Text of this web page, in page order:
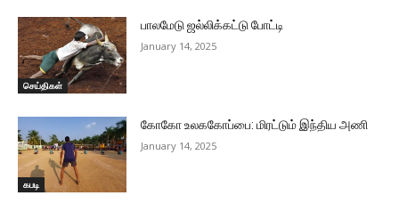
செய்திகள்
பாலமேடு ஜல்லிக்கட்டு போட்டி
January 14, 2025
கபடி
கோகோ உலககோப்பை: மிரட்டும் இந்திய அணி
January 14, 2025